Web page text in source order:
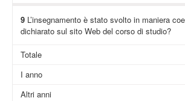
9L’insegnamento è stato svolto in maniera
dichiarato sul sito Web del corso di studio?
Totale
I anno
Altri anni